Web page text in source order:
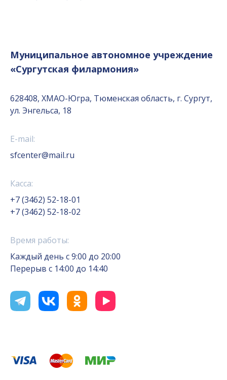
Муниципальное автономное учреждение
«Сургутская филармония»
628408, ХМАО-Югра, Тюменская область, г. Сургут,
ул. Энгельса, 18
E-mail:
sfcenter@mail.ru
Касса:
+7 (3462) 52-18-01
+7 (3462) 52-18-02
Время работы:
Каждый день с 9:00 до 20:00
Перерыв с 14:00 до 14:40